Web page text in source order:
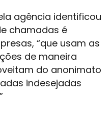
agência identificou
chamadas é
“que usam as
de maneira
do anonimato
indesejadas